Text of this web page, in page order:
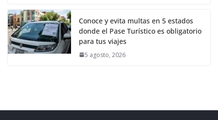
Conoce y evita multas en 5 estados
donde el Pase Turístico es obligatorio
para tus viajes
5 agosto, 2026